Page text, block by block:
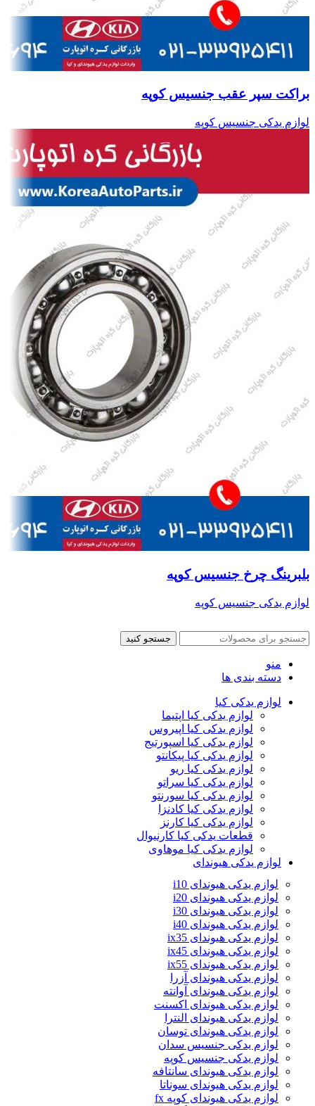
براکت سپر عقب جنسیس کوپه
لوازم یدکی جنسیس کوپه
بلبرینگ چرخ جنسیس کوپه
لوازم یدکی جنسیس کوپه
جستجو کنید
منو
دسته بندی ها
لوازم یدکی کیا
لوازم یدکی کیا اپتیما
لوازم یدکی کیا اپیروس
لوازم یدکی کیا اسپورتیج
لوازم یدکی کیا پیکانتو
لوازم یدکی کیا ریو
لوازم یدکی کیا سراتو
لوازم یدکی کیا سورنتو
لوازم یدکی کیا کادنزا
لوازم یدکی کیا کارنز
قطعات یدکی کیا کارنیوال
لوازم یدکی کیا موهاوی
لوازم یدکی هیوندای
لوازم یدکی هیوندای i10
لوازم یدکی هیوندای i20
لوازم یدکی هیوندای i30
لوازم یدکی هیوندای i40
لوازم یدکی هیوندای ix35
لوازم یدکی هیوندای ix45
لوازم یدکی هیوندای ix55
لوازم یدکی هیوندای آزرا
لوازم یدکی هیوندای آوانته
لوازم یدکی هیوندای اکسنت
لوازم یدکی هیوندای النترا
لوازم یدکی هیوندای توسان
لوازم یدکی جنسیس سدان
لوازم یدکی جنسیس کوپه
لوازم یدکی هیوندای سانتافه
لوازم یدکی هیوندای سوناتا
لوازم یدکی هیوندای کوپه fx